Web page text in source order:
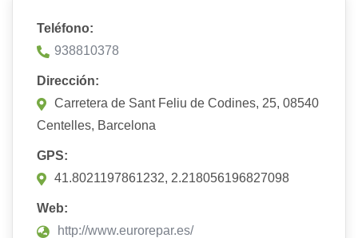
Teléfono:
938810378
Dirección:
Carretera de Sant Feliu de Codines, 25, 08540
Centelles, Barcelona
GPS:
41.8021197861232, 2.218056196827098
Web:
http://www.eurorepar.es/